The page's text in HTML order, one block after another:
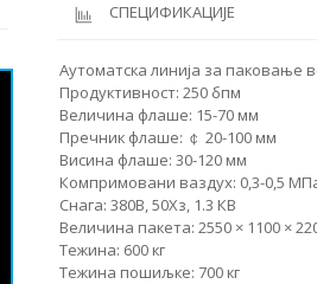
СПЕЦИФИКАЦИЈЕ
Аутоматска линија за паковање
Продуктивност: 250 бпм
Величина флаше: 15-70 мм
Пречник флаше: ￠ 20-100 мм
Висина флаше: 30-120 мм
Компримовани ваздух: 0,3-0,5
Снага: 380В, 50Хз, 1.3 КВ
Величина пакета: 2550 × 1100 ×
Тежина: 600 кг
Тежина пошиљке: 700 кг